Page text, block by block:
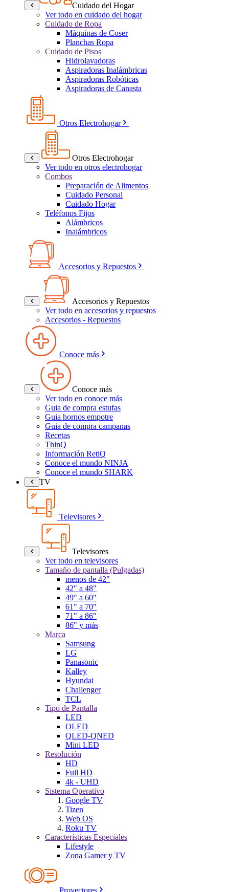
Cuidado del Hogar
Ver todo en cuidado del hogar
Cuidado de Ropa
Máquinas de Coser
Planchas Ropa
Cuidado de Pisos
Hidrolavadoras
Aspiradoras Inalámbricas
Aspiradoras Robóticas
Aspiradoras de Canasta
Otros Electrohogar
Otros Electrohogar
Ver todo en otros electrohogar
Combos
Preparación de Alimentos
Cuidado Personal
Cuidado Hogar
Teléfonos Fijos
Alámbricos
Inalámbricos
Accesorios y Repuestos
Accesorios y Repuestos
Ver todo en accesorios y repuestos
Accesorios - Repuestos
Conoce más
Conoce más
Ver todo en conoce más
Guia de compra estufas
Guia hornos empotre
Guia de compra campanas
Recetas
ThinQ
Información RetiQ
Conoce el mundo NINJA
Conoce el mundo SHARK
TV
Televisores
Televisores
Ver todo en televisores
Tamaño de pantalla (Pulgadas)
menos de 42"
42" a 48"
49" a 60"
61" a 70"
71" a 86"
86" y más
Marca
Samsung
LG
Panasonic
Kalley
Hyundai
Challenger
TCL
Tipo de Pantalla
LED
OLED
QLED-QNED
Mini LED
Resolución
HD
Full HD
4k - UHD
Sistema Operativo
Google TV
Tizen
Web OS
Roku TV
Características Especiales
Lifestyle
Zona Gamer y TV
Proyectores